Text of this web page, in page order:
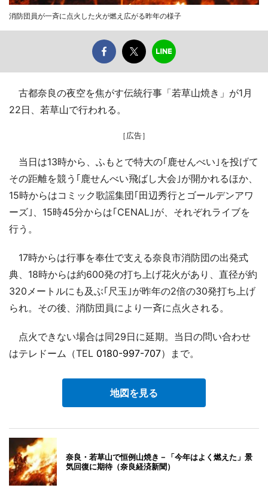
消防団員が一斉に点火した火が燃え広がる昨年の様子
古都奈良の夜空を焦がす伝統行事「若草山焼き」が1月
22日、若草山で行われる。
［広告］
当日は13時から、ふもとで特大の｢鹿せんべい｣を投げて
その距離を競う｢鹿せんべい飛ばし大会｣が開かれるほか、
15時からはコミック歌謡集団｢田辺秀行とゴールデンアワ
ーズ｣、15時45分からは｢CENAL｣が、それぞれライブを
行う。
17時からは行事を奉仕で支える奈良市消防団の出発式
典、18時からは約600発の打ち上げ花火があり、直径が約
320メートルにも及ぶ｢尺玉｣が昨年の2倍の30発打ち上げ
られ。その後、消防団員により一斉に点火される。
点火できない場合は同29日に延期。当日の問い合わせ
はテレドーム（TEL 0180-997-707）まで。
地図を見る
奈良・若草山で恒例山焼き－「今年はよく燃えた」景
気回復に期待（奈良経済新聞）